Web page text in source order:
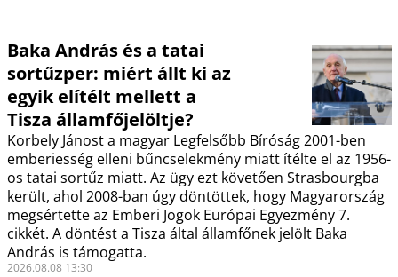
Baka András és a tatai
sortűzper: miért állt ki az
egyik elítélt mellett a
Tisza államfőjelöltje?
Korbely Jánost a magyar Legfelsőbb Bíróság 2001-ben
emberiesség elleni bűncselekmény miatt ítélte el az 1956-
os tatai sortűz miatt. Az ügy ezt követően Strasbourgba
került, ahol 2008-ban úgy döntöttek, hogy Magyarország
megsértette az Emberi Jogok Európai Egyezmény 7.
cikkét. A döntést a Tisza által államfőnek jelölt Baka
András is támogatta.
2026.08.08 13:30